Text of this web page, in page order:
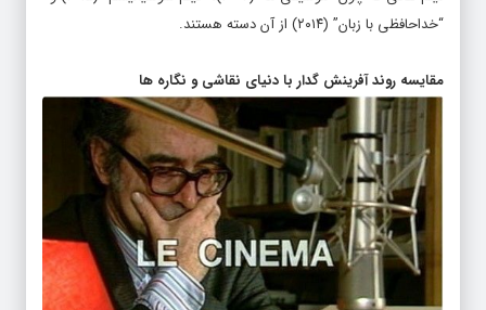
“خداحافظی با زبان” (۲۰۱۴) از آن دسته هستند.
مقایسه روند آفرینش گدار با دنیای نقاشی و نگاره ها